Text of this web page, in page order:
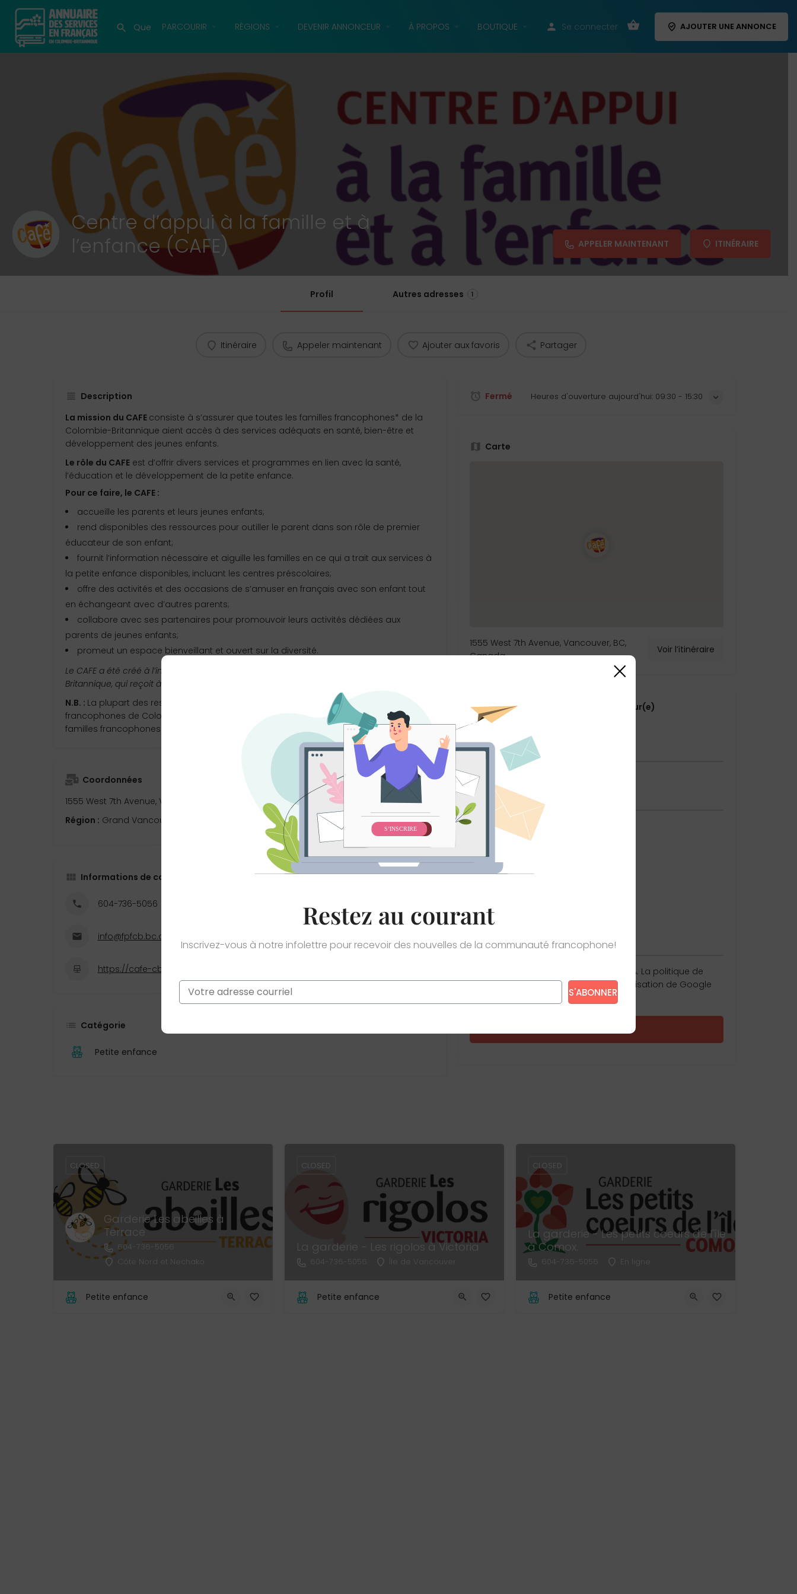
PARCOURIR RÉGIONS DEVENIR ANNONCEUR À PROPOS BOUTIQUE Se connecter AJOUTER UNE ANNONCE
Centre d’appui à la famille et à
l’enfance (CAFE)
APPELER MAINTENANT ITINÉRAIRE
Profil Autres adresses 1
Itinéraire Appeler maintenant Ajouter aux favoris Partager
Description
La mission du CAFE consiste à s’assurer que toutes les familles francophones* de la
Colombie-Britannique aient accès à des services adéquats en santé, bien-être et
développement des jeunes enfants.
Le rôle du CAFEest d’offrir divers services et programmes en lien avec la santé,
l’éducation et le développement de la petite enfance.
Pour ce faire, le CAFE :
accueille les parents et leurs jeunes enfants;
rend disponibles des ressources pour outiller le parent dans son rôle de premier
éducateur de son enfant;
fournit l’information nécessaire et aiguille les familles en ce qui a trait aux services à
la petite enfance disponibles, incluant les centres préscolaires;
offre des activités et des occasions de s’amuser en français avec son enfant tout
en échangeant avec d’autres parents;
collabore avec ses partenaires pour promouvoir leurs activités dédiées aux
parents de jeunes enfants;
promeut un espace bienveillant et ouvert sur la diversité.
Le CAFE a été créé à l’initiative de la Fédération des parents francophones de Colombie-
Britannique, qui reçoit à cet égard, l’appui de partenaires financiers et communautaires
N.B. : La plupart des ressources CAFE sont accessibles à l’ensemble des familles
francophones de Colombie-Britannique, et les ateliers sont accessibles à toutes les
familles francophones de la province, car ils sont offerts en ligne, via Zoom.
Coordonnées
1555 West 7th Avenue, Vancouver, BC, Canada
Région : Grand Vancouver
Informations de contact
604-736-5056
info@fpfcb.bc.ca
https://cafe-cb.ca/
Catégorie
Petite enfance
Fermé Heures d'ouverture aujourd'hui: 09:30 - 15:30
Carte
1555 West 7th Avenue, Vancouver, BC,
Canada
Voir l’itinéraire
Contacter directement l'annonceur(e)
Votre nom
Votre adresse courriel
Votre message
Ce site est protégé par reCAPTCHA. La politique de
confidentialitéet lesconditions d'utilisation de Google
s’appliquent.
Garderie Les abeilles à
Terrace
604-736-5056
Côte Nord et Nechako
CLOSED
Petite enfance
La garderie - Les rigolos à Victoria
604-736-5056 Île de Vancouver
CLOSED
Petite enfance
La garderie - Les petits coeurs de l'île
à Comox.
604-736-5056 En ligne
CLOSED
Petite enfance
Restez au courant
Inscrivez-vous à notre infolettre pour recevoir des nouvelles de la communauté francophone!
Email
×